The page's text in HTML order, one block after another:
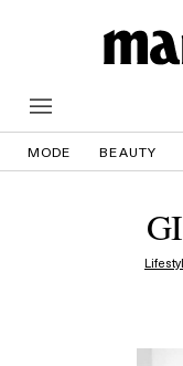
MODE BEAUTY